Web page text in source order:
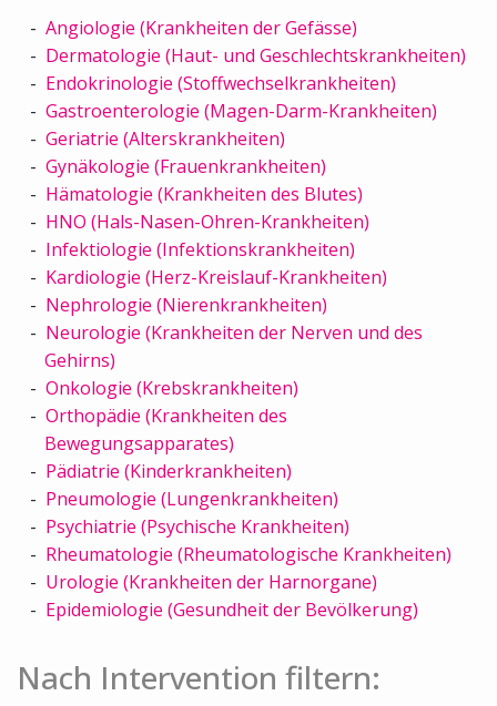
Angiologie (Krankheiten der Gefässe)
Dermatologie (Haut- und Geschlechtskrankheiten)
Endokrinologie (Stoffwechselkrankheiten)
Gastroenterologie (Magen-Darm-Krankheiten)
Geriatrie (Alterskrankheiten)
Gynäkologie (Frauenkrankheiten)
Hämatologie (Krankheiten des Blutes)
HNO (Hals-Nasen-Ohren-Krankheiten)
Infektiologie (Infektionskrankheiten)
Kardiologie (Herz-Kreislauf-Krankheiten)
Nephrologie (Nierenkrankheiten)
Neurologie (Krankheiten der Nerven und des
Gehirns)
Onkologie (Krebskrankheiten)
Orthopädie (Krankheiten des
Bewegungsapparates)
Pädiatrie (Kinderkrankheiten)
Pneumologie (Lungenkrankheiten)
Psychiatrie (Psychische Krankheiten)
Rheumatologie (Rheumatologische Krankheiten)
Urologie (Krankheiten der Harnorgane)
Epidemiologie (Gesundheit der Bevölkerung)
Nach Intervention filtern: